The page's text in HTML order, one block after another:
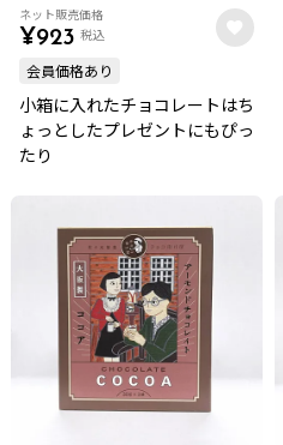
ネット販売価格
¥923 税込
会員価格あり
小箱に入れたチョコレートはち
ょっとしたプレゼントにもぴっ
たり